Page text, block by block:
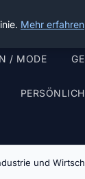
/ MODE
und
Mehr erfahren